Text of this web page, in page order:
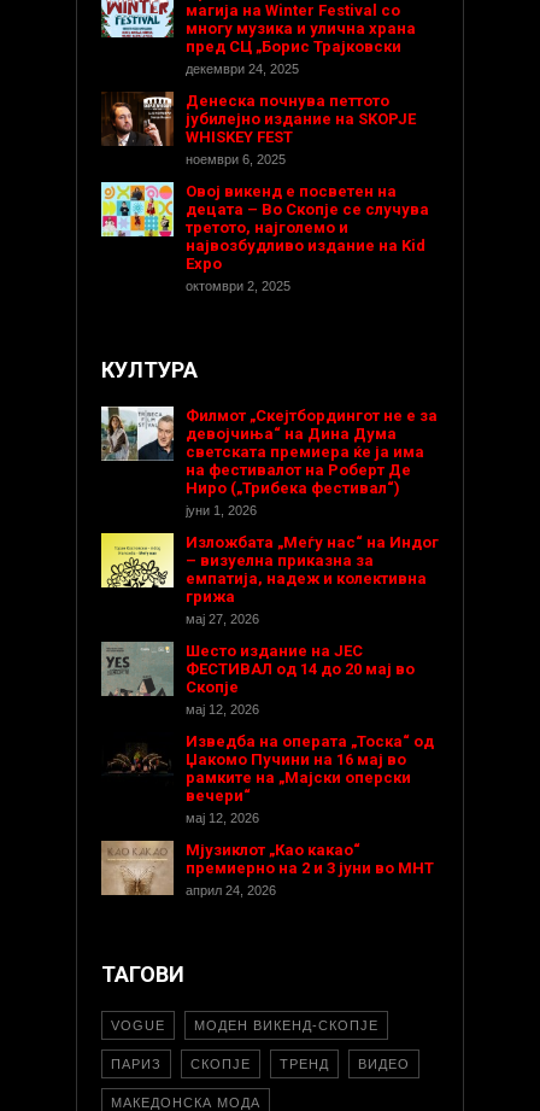
магија на Winter Festival со
многу музика и улична храна
пред СЦ „Борис Трајковски
декември 24, 2025
Денеска почнува петтото
јубилејно издание на SKOPJE
WHISKEY FEST
ноември 6, 2025
Овој викенд е посветен на
децата – Во Скопје се случува
третото, најголемо и
највозбудливо издание на Kid
Expo
октомври 2, 2025
КУЛТУРА
Филмот „Скејтбордингот не е за
девојчиња“ на Дина Дума
светската премиера ќе ја има
на фестивалот на Роберт Де
Ниро („Трибека фестивал“)
јуни 1, 2026
Изложбата „Меѓу нас“ на Индог
– визуелна приказна за
емпатија, надеж и колективна
грижа
мај 27, 2026
Шесто издание на ЈЕС
ФЕСТИВАЛ од 14 до 20 мај во
Скопје
мај 12, 2026
Изведба на операта „Тоска“ од
Џакомо Пучини на 16 мај во
рамките на „Мајски оперски
вечери“
мај 12, 2026
Мјузиклот „Као какао“
премиерно на 2 и 3 јуни во МНТ
април 24, 2026
ТАГОВИ
VOGUE МОДЕН ВИКЕНД-СКОПЈЕ
ПАРИЗ СКОПЈЕ ТРЕНД ВИДЕО
МАКЕДОНСКА МОДА